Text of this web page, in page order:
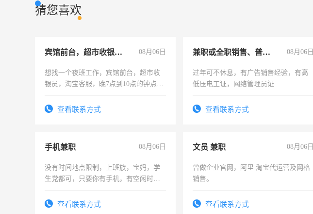
猜您喜欢
宾馆前台，超市收银员，淘宝客服 08月06日
想找一个夜班工作，宾馆前台，超市收
银员，淘宝客服，晚7点到10点的钟点
号同微信查看联系方式
兼职或全职销售、普工、维修 08月06日
过年可不休息，有广告销售经验，有高
低压电工证，网络管理员证
查看联系方式
手机兼职 08月06日
没有时间地点限制，上班族，宝妈，学
生党都可，只要你有手机，有空闲时
勤快的四五十，每天挣零花钱没问题！
查看联系方式
文员 兼职 08月06日
曾做企业官网，阿里 淘宝代运营及网格
销售。
查看联系方式